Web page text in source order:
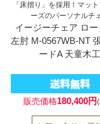
「床摺り」を採用！マッ
ーズのパーソナルチ
イージーチェア ロ
左肘 M-0567WB-NT
ードA 天童木工
販売価格180,400円